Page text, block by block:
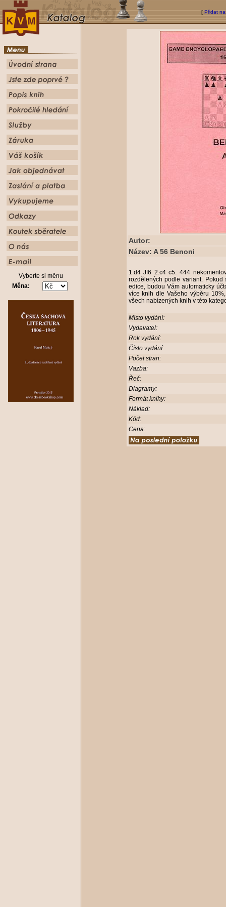
[ Přidat
Vyberte si měnu
Měna:
Autor:
Název: A 56 Benoni
1.d4 Jf6 2.c4 c5. 444
rozdělených podle variant.
edice, budou Vám automaticky
více knih dle Vašeho výběru
všech nabízených knih v této
Místo vydání:
Vydavatel:
Rok vydání:
Číslo vydání:
Počet stran:
Vazba:
Řeč:
Diagramy:
Formát knihy:
Náklad:
Kód:
Cena: